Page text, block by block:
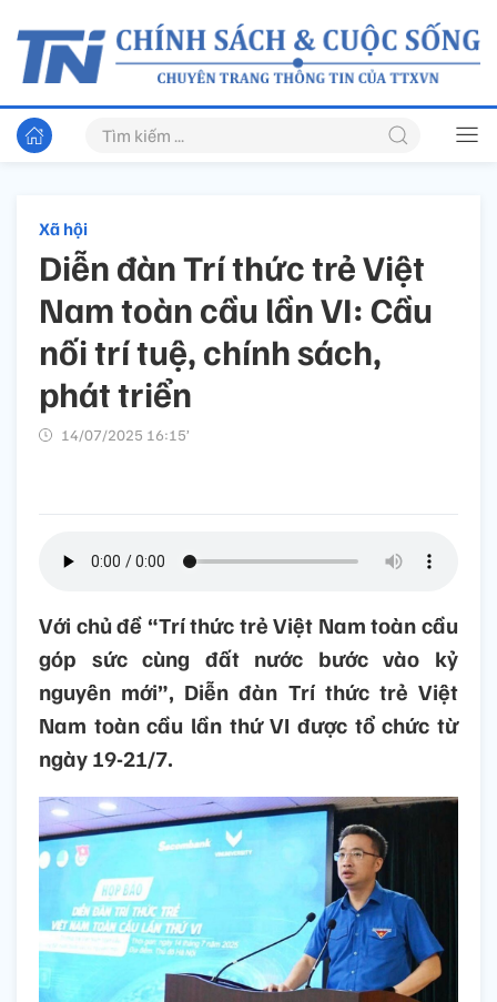
Xã hội
Diễn đàn Trí thức trẻ Việt
Nam toàn cầu lần VI: Cầu
nối trí tuệ, chính sách,
phát triển
14/07/2025 16:15’
Với chủ đề “Trí thức trẻ Việt Nam toàn cầu
góp sức cùng đất nước bước vào kỷ
nguyên mới”, Diễn đàn Trí thức trẻ Việt
Nam toàn cầu lần thứ VI được tổ chức từ
ngày 19-21/7.